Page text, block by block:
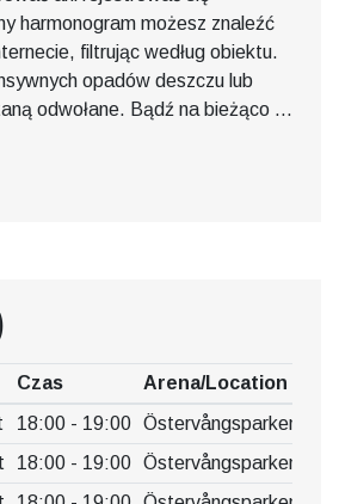
harmonogram możesz znaleźć
filtrując według obiektu.
opadów deszczu lub
odwołane. Bądź na bieżąco w
Czas
Arena/Location
18:00 - 19:00
Östervångsparken
18:00 - 19:00
Östervångsparken